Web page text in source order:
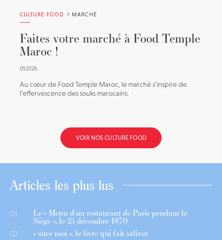
CULTURE FOOD MARCHÉ
Faites votre marché à Food Temple
Maroc !
05.07.26
Au cœur de Food Temple Maroc, le marché s’inspire de
l’effervescence des souks marocains.
VOIR NOS CULTURE FOOD
Articles les plus lus
01 Le « Menu d’un restaurant de Paris pendant le
Siège », le 25 décembre 1870
02 « suce moi », le livre qui fait saliver